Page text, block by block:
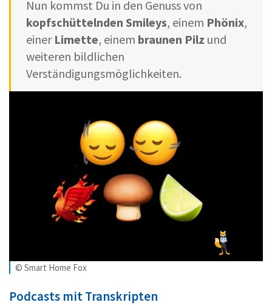
Nun kommst Du in den Genuss von
kopfschüttelnden Smileys, einem Phönix,
einer Limette, einem braunen Pilz und
weiteren bildlichen
Verständigungsmöglichkeiten.
© Smart Home Fox
Podcasts mit Transkripten